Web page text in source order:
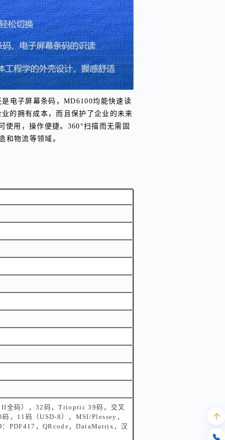
电子屏幕条码，MD6100均能快速读
的拥有成本，而且保护了企业的未来
使用，操作便捷。360°扫描而无需固
和物流等领域。
全码），32码，Trioptic 39码，交叉
，11码（USD-8），MSI/Plessey，
PDF417，QRcode，DataMatrix，汉